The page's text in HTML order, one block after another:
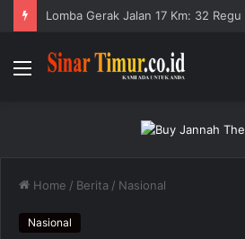
Menu
Home / Berita / Nasional
Nasional